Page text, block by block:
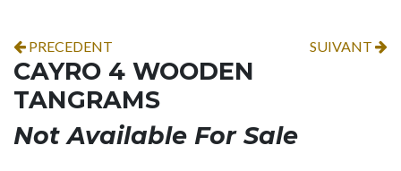
PRECEDENT SUIVANT
CAYRO 4 WOODEN
TANGRAMS
Not Available For Sale